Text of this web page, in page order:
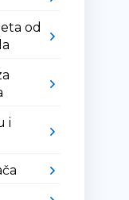
od
i